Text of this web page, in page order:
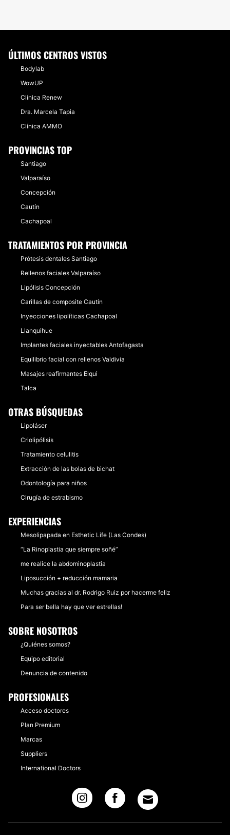
ÚLTIMOS CENTROS VISTOS
Bodylab
WowUP
Clínica Renew
Dra. Marcela Tapia
Clínica AMMO
PROVINCIAS TOP
Santiago
Valparaíso
Concepción
Cautín
Cachapoal
TRATAMIENTOS POR PROVINCIA
Prótesis dentales Santiago
Rellenos faciales Valparaíso
Lipólisis Concepción
Carillas de composite Cautín
Inyecciones lipolíticas Cachapoal
Llanquihue
Implantes faciales inyectables Antofagasta
Equilibrio facial con rellenos Valdivia
Masajes reafirmantes Elqui
Talca
OTRAS BÚSQUEDAS
Lipoláser
Criolipólisis
Tratamiento celulitis
Extracción de las bolas de bichat
Odontología para niños
Cirugía de estrabismo
EXPERIENCIAS
Mesolipapada en Esthetic Life (Las Condes)
“La Rinoplastia que siempre soñé”
me realice la abdominoplastia
Liposucción + reducción mamaria
Muchas gracias al dr. Rodrigo Ruiz por hacerme feliz
Para ser bella hay que ver estrellas!
SOBRE NOSOTROS
¿Quiénes somos?
Equipo editorial
Denuncia de contenido
PROFESIONALES
Acceso doctores
Plan Premium
Marcas
Suppliers
International Doctors